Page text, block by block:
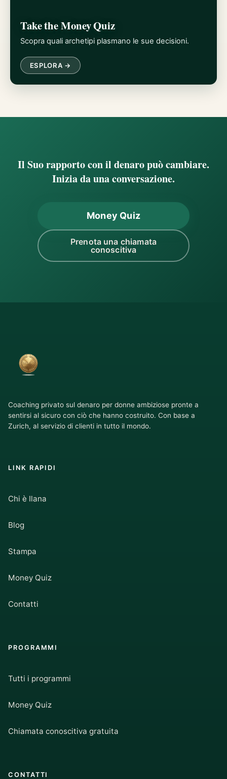
Take the Money Quiz
Scopra quali archetipi plasmano le sue decisioni.
ESPLORA →
Il Suo rapporto con il denaro può cambiare.
Inizia da una conversazione.
Money Quiz
Prenota una chiamata
conoscitiva
Coaching privato sul denaro per donne ambiziose pronte a
sentirsi al sicuro con ciò che hanno costruito. Con base a
Zurich, al servizio di clienti in tutto il mondo.
LINK RAPIDI
Chi è Ilana
Blog
Stampa
Money Quiz
Contatti
PROGRAMMI
Tutti i programmi
Money Quiz
Chiamata conoscitiva gratuita
CONTATTI